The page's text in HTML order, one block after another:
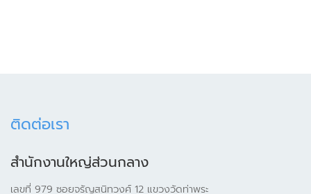
ติดต่อเรา
สำนักงานใหญ่ส่วนกลาง
เลขที่ 979 ซอยจรัญสนิทวงศ์ 12 แขวงวัดท่าพระ